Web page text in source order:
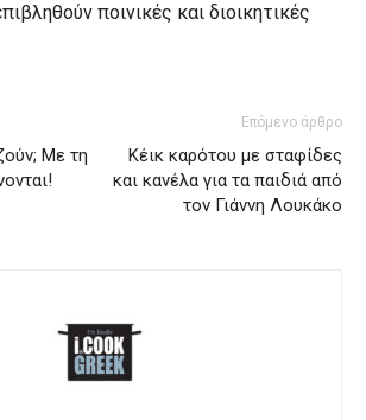
ποινικές και διοικητικές
Με τη
Επόμενο άρθρο
Κέικ καρότου με σταφίδες
και κανέλα για τα παιδιά από
τον Γιάννη Λουκάκο